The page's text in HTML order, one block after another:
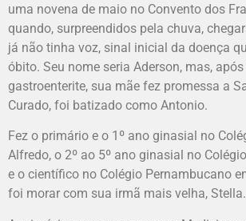
uma novena de maio no Convento dos
quando, surpreendidos pela chuva,
já não tinha voz, sinal inicial da doença
óbito. Seu nome seria Aderson, mas,
gastroenterite, sua mãe fez promessa a
Curado, foi batizado como Antonio.
Fez o primário e o 1º ano ginasial no
Alfredo, o 2º ao 5º ano ginasial no
e o científico no Colégio Pernambucano
foi morar com sua irmã mais velha, Stella.